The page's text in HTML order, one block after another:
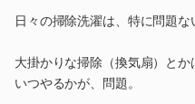
日々の掃除洗濯は、特に問題な
大掛かりな掃除（換気扇）とか
いつやるかが、問題。